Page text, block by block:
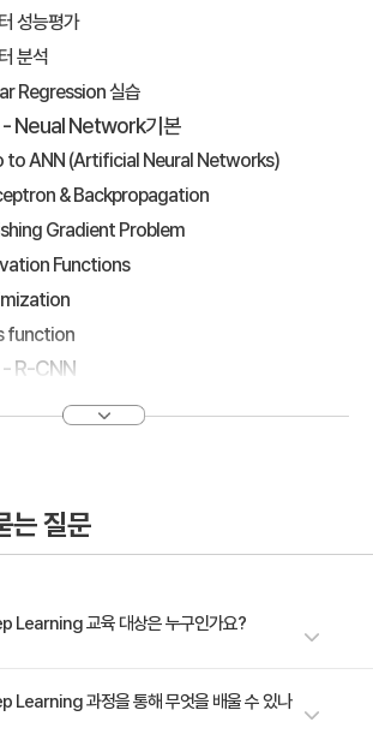
성능평가
분석
Regression 실습
Neual Network기본
to ANN (Artificial Neural Networks)
& Backpropagation
Gradient Problem
Functions
function
R-CNN
(Convolutional Neural Networks) 개념 / 특징 / 구
는 질문
Learning 교육 대상은 누구인가요?
하고 있는 자 - 딥러닝에 대해 전반적인 이론을 알아
요한 분석가
Learning 과정을 통해 무엇을 배울 수 있나